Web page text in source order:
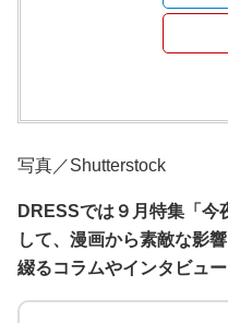
写真／Shutterstock
DRESSでは９月特集「今
して、漫画から素敵な影
綴るコラムやインタビュ